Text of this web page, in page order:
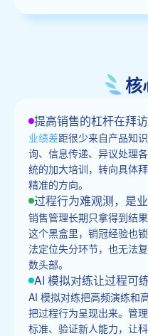
核
提高销售的杠杆在拜
业绩差距很少来自产品知
询、信息传递、异议处理
统的加大培训，转向具体
精准的方向。
过程行为难观测，是
销售管理长期只拿得到结
这个黑盒里，销冠经验也
法定位失分环节，也无法
数头部。
AI 模拟对练让过程可
AI 模拟对练把高频演练和
把过程行为呈现出来。管
标准、验证新人能力，让